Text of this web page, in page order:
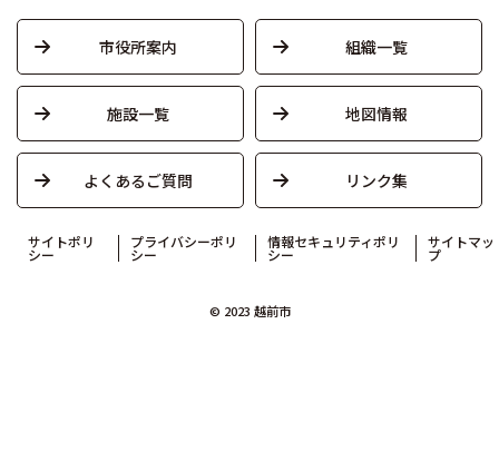
市役所案内 組織一覧
施設一覧 地図情報
よくあるご質問 リンク集
サイトポリ
シー
プライバシーポリ
シー
情報セキュリティポリ
シー
サイトマッ
プ
© 2023 越前市